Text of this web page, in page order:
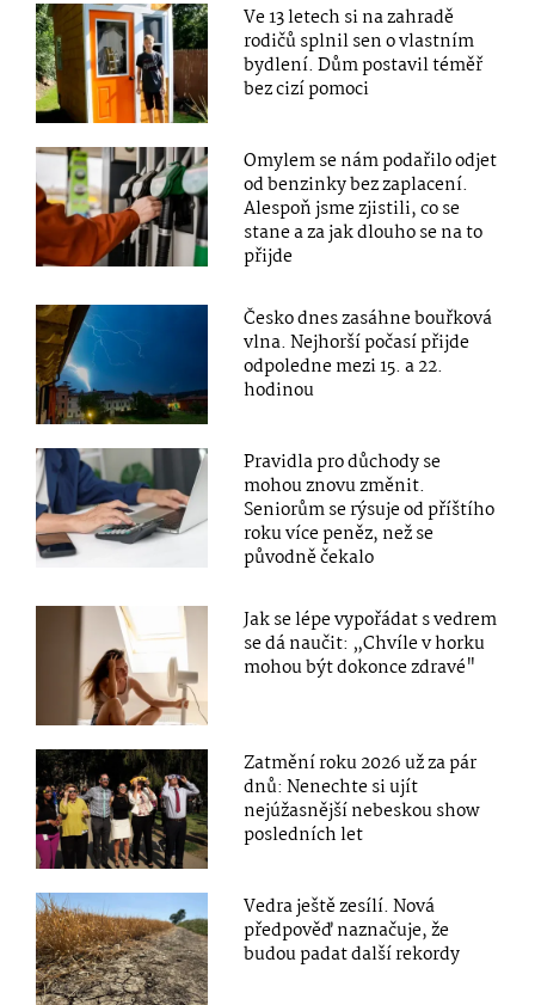
Ve 13 letech si na zahradě
rodičů splnil sen o vlastním
bydlení. Dům postavil téměř
bez cizí pomoci
Omylem se nám podařilo odjet
od benzinky bez zaplacení.
Alespoň jsme zjistili, co se
stane a za jak dlouho se na to
přijde
Česko dnes zasáhne bouřková
vlna. Nejhorší počasí přijde
odpoledne mezi 15. a 22.
hodinou
Pravidla pro důchody se
mohou znovu změnit.
Seniorům se rýsuje od příštího
roku více peněz, než se
původně čekalo
Jak se lépe vypořádat s vedrem
se dá naučit: „Chvíle v horku
mohou být dokonce zdravé"
Zatmění roku 2026 už za pár
dnů: Nenechte si ujít
nejúžasnější nebeskou show
posledních let
Vedra ještě zesílí. Nová
předpověď naznačuje, že
budou padat další rekordy